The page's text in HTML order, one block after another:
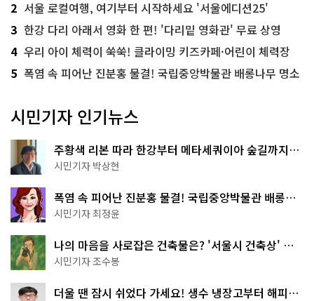
2 서울 로컬여행, 여기부터 시작하세요 '서울에디션25'
3 한강 다리 아래서 영화 한 편! '다리밑 영화관' 무료 상영
4 우리 아이 체력이 쑥쑥! 클라이밍 키즈카페·어린이 체력장
5 폭염 속 피어난 진분홍 물결! 국립중앙박물관 배롱나무 명소
시민기자 인기뉴스
주황색 리본 따라 한강부터 메타세쿼이아 숲길까지…
서울둘레길 15코스
시민기자 박상현
폭염 속 피어난 진분홍 물결! 국립중앙박물관 배롱나
무 명소
시민기자 최정윤
나의 마음을 사로잡은 건축물은? '서울시 건축상' 수
상작 공개!
시민기자 조수봉
더울 땐 잠시 쉬었다 가세요! 생수 냉장고부터 해피소